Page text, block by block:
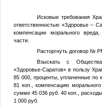
Исковые требования
ответственностью «Здоровье –
компенсации морального
части.
Расторгнуть договор №
Взыскать с Общества
«Здоровье-Саратов» в пользу
85 000, проценты, уплаченные по
81 коп., компенсацию
сумме 45 036 руб. 40 коп.,
1 000 руб.